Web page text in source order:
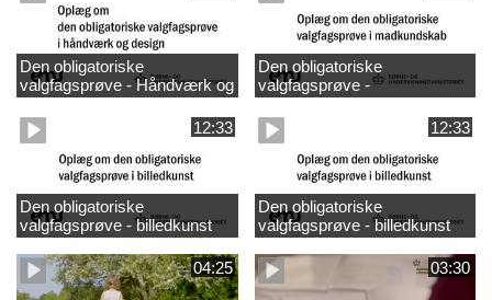
Den obligatoriske
valgfagsprøve - Håndværk og
design
Den obligatoriske
valgfagsprøve -
madkundskab
12:33
Den obligatoriske
valgfagsprøve - billedkunst
større LK
12:33
Den obligatoriske
valgfagsprøve - billedkunst
04:25 03:30